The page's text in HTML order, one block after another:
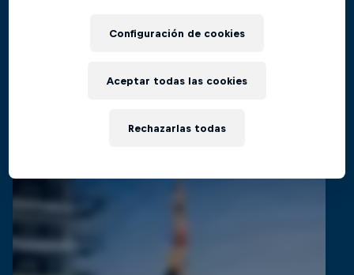
Films & Shows
Series
Videos relacionados
Configuración de cookies
Rechazarlas todas
Aceptar todas las cookies